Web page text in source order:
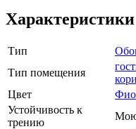
Характеристики
Тип
Тип помещения
Цвет
Устойчивость к
трению